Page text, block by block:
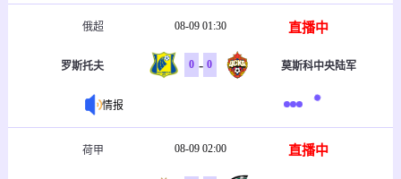
俄超 08-09 01:30 直播中
罗斯托夫 0 - 0 莫斯科中央陆军
情报
荷甲 08-09 02:00 直播中